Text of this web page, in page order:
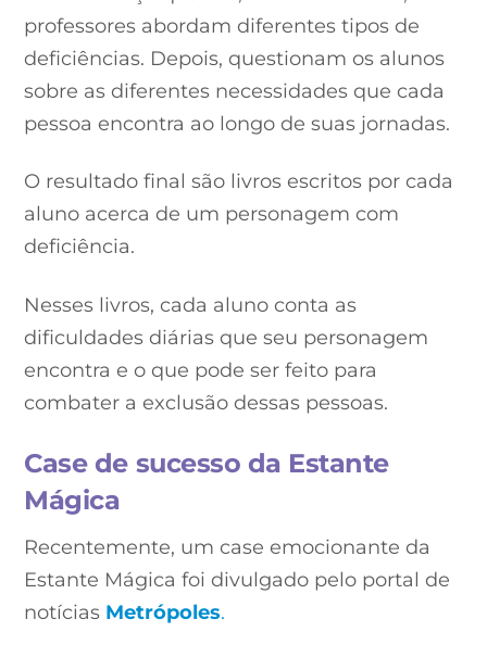
professores abordam diferentes tipos de
deficiências. Depois, questionam os alunos
sobre as diferentes necessidades que cada
pessoa encontra ao longo de suas jornadas.
O resultado final são livros escritos por cada
aluno acerca de um personagem com
deficiência.
Nesses livros, cada aluno conta as
dificuldades diárias que seu personagem
encontra e o que pode ser feito para
combater a exclusão dessas pessoas.
Case de sucesso da Estante
Mágica
Recentemente, um case emocionante da
Estante Mágica foi divulgado pelo portal de
notícias Metrópoles.